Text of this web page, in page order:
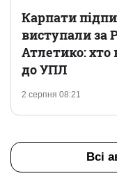
2 серпня 08:21
Карпати
виступали за
Атлетико: хто
до УПЛ
Всі